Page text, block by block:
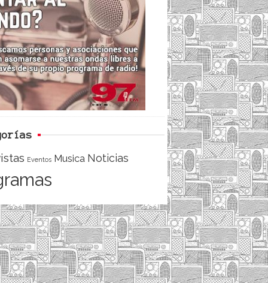
t
t
e
r
d
Eventos Musica Noticias